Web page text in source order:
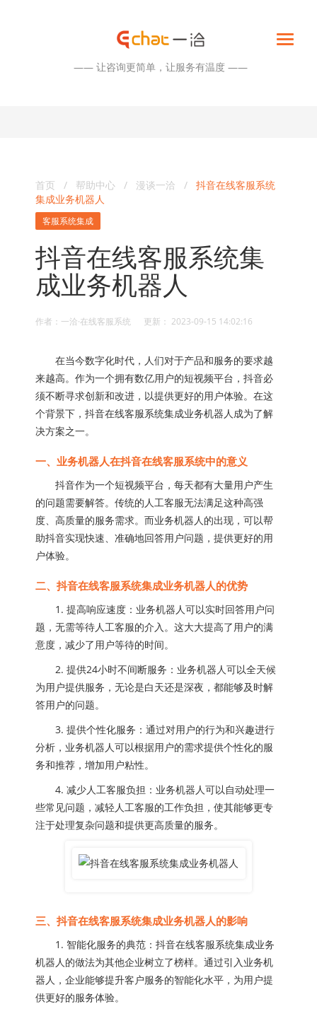
—— 让咨询更简单，让服务有温度 ——
首页 / 帮助中心 / 漫谈一洽 / 抖音在线客服系统
集成业务机器人
客服系统集成
抖音在线客服系统集
成业务机器人
作者：一洽·在线客服系统 更新： 2023-09-15 14:02:16
在当今数字化时代，人们对于产品和服务的要求越
来越高。作为一个拥有数亿用户的短视频平台，抖音必
须不断寻求创新和改进，以提供更好的用户体验。在这
个背景下，抖音在线客服系统集成业务机器人成为了解
决方案之一。
一、业务机器人在抖音在线客服系统中的意义
抖音作为一个短视频平台，每天都有大量用户产生
的问题需要解答。传统的人工客服无法满足这种高强
度、高质量的服务需求。而业务机器人的出现，可以帮
助抖音实现快速、准确地回答用户问题，提供更好的用
户体验。
二、抖音在线客服系统集成业务机器人的优势
1. 提高响应速度：业务机器人可以实时回答用户问
题，无需等待人工客服的介入。这大大提高了用户的满
意度，减少了用户等待的时间。
2. 提供24小时不间断服务：业务机器人可以全天候
为用户提供服务，无论是白天还是深夜，都能够及时解
答用户的问题。
3. 提供个性化服务：通过对用户的行为和兴趣进行
分析，业务机器人可以根据用户的需求提供个性化的服
务和推荐，增加用户粘性。
4. 减少人工客服负担：业务机器人可以自动处理一
些常见问题，减轻人工客服的工作负担，使其能够更专
注于处理复杂问题和提供更高质量的服务。
三、抖音在线客服系统集成业务机器人的影响
1. 智能化服务的典范：抖音在线客服系统集成业务
机器人的做法为其他企业树立了榜样。通过引入业务机
器人，企业能够提升客户服务的智能化水平，为用户提
供更好的服务体验。